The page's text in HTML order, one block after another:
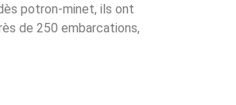
potron-minet, ils ont
de 250 embarcations,